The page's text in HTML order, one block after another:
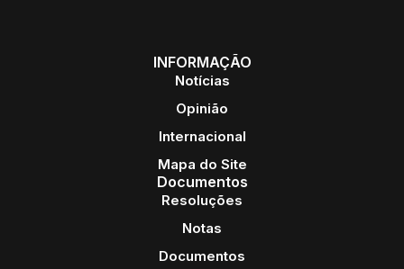
INFORMAÇÃO
Notícias
Opinião
Internacional
Mapa do Site
Documentos
Resoluções
Notas
Documentos